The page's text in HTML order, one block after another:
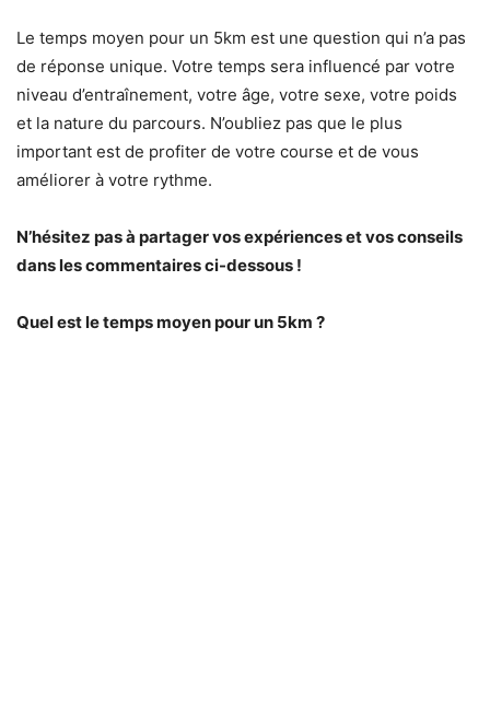
Le temps moyen pour un 5km est une question qui n’a pas
de réponse unique. Votre temps sera influencé par votre
niveau d’entraînement, votre âge, votre sexe, votre poids
et la nature du parcours. N’oubliez pas que le plus
important est de profiter de votre course et de vous
améliorer à votre rythme.
N’hésitez pas à partager vos expériences et vos conseils
dans les commentaires ci-dessous !
Quel est le temps moyen pour un 5km ?